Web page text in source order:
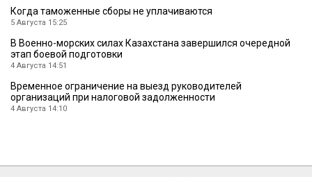
Когда таможенные сборы не уплачиваются
5 Августа 15:25
В Военно-морских силах Казахстана завершился очередной
этап боевой подготовки
4 Августа 14:51
Временное ограничение на выезд руководителей
организаций при налоговой задолженности
4 Августа 14:10